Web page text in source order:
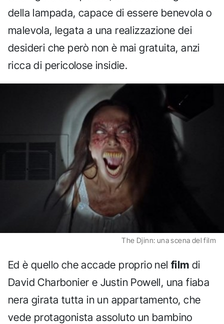
della lampada, capace di essere benevola o
malevola, legata a una realizzazione dei
desideri che però non è mai gratuita, anzi
ricca di pericolose insidie.
The Djinn: una scena del film
Ed è quello che accade proprio nel film di
David Charbonier e Justin Powell, una fiaba
nera girata tutta in un appartamento, che
vede protagonista assoluto un bambino